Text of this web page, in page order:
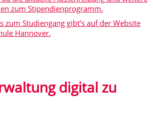
zum Stipendienprogramm.
zum Studiengang gibt’s auf der Website
Hannover.
digital zu